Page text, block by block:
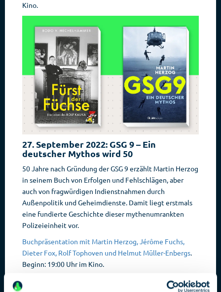
Kino.
27. September 2022: GSG 9 – Ein
deutscher Mythos wird 50
50 Jahre nach Gründung der GSG 9 erzählt Martin Herzog
in seinem Buch von Erfolgen und Fehlschlägen, aber
auch von fragwürdigen Indienstnahmen durch
Außenpolitik und Geheimdienste. Damit liegt erstmals
eine fundierte Geschichte dieser mythenumrankten
Polizeieinheit vor.
Buchpräsentation mit Martin Herzog, Jérôme Fuchs,
Dieter Fox, Rolf Tophoven und Helmut Müller-Enbergs.
Beginn: 19:00 Uhr im Kino.
06. Oktober 2022: Keine Lizenz zum Töten
– Der BND-Mann